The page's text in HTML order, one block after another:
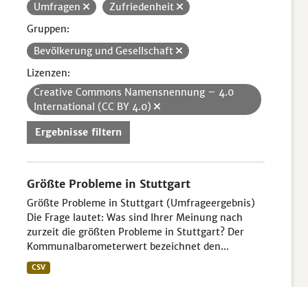
Umfragen
Zufriedenheit
Gruppen:
Bevölkerung und Gesellschaft
Lizenzen:
Creative Commons Namensnennung – 4.0
International (CC BY 4.0)
Ergebnisse filtern
Größte Probleme in Stuttgart
Größte Probleme in Stuttgart (Umfrageergebnis)
Die Frage lautet: Was sind Ihrer Meinung nach
zurzeit die größten Probleme in Stuttgart? Der
Kommunalbarometerwert bezeichnet den...
CSV